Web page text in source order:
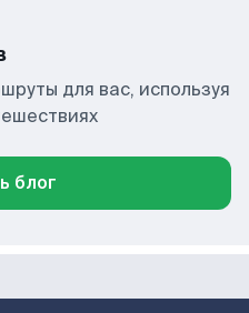
для вас, используя
блог